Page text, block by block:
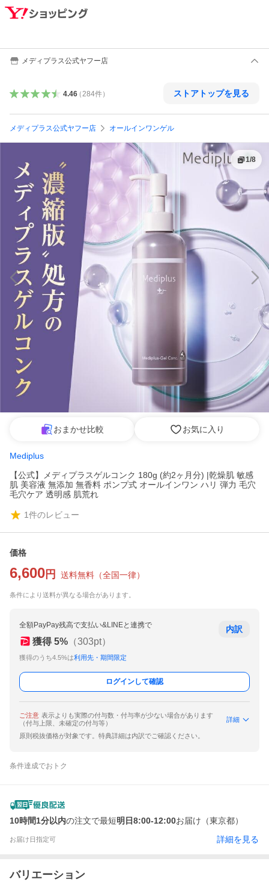
メディプラス公式ヤフー店
4.46（ 284件） ストアトップを見る
メディプラス公式ヤフー店 オールインワンゲル
1/8
おまかせ比較 お気に入り
Mediplus
【公式】メディプラスゲルコンク 180g (約2ヶ月分) |乾燥肌 敏感
肌 美容液 無添加 無香料 ポンプ式 オールインワン ハリ 弾力 毛穴
毛穴ケア 透明感 肌荒れ
1件のレビュー
価格
6,600 円 送料無料 （全国一律）
条件により送料が異なる場合があります。
全額PayPay残高で支払い&LINEと連携で
獲得 5% （303pt）
獲得のうち4.5%は利用先・期間限定
内訳
ログインして確認
ご注意 表示よりも実際の付与数・付与率が少ない場合があります
（付与上限、未確定の付与等）
詳細
原則税抜価格が対象です。特典詳細は内訳でご確認ください。
条件達成でおトク
10時間1分以内の注文で最短明日8:00-12:00お届け（東京都）
お届け日指定可 詳細を見る
バリエーション